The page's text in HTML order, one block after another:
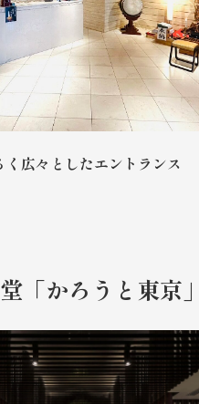
く広々としたエントランス
「かろうと東京」